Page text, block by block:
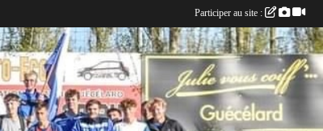
Participer au site :